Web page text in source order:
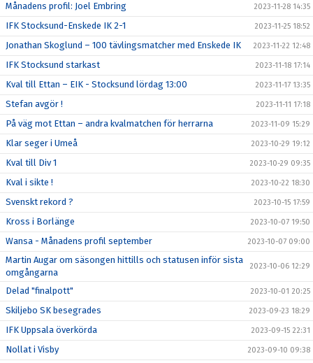
Månadens profil: Joel Embring 2023-11-28 14:35
IFK Stocksund-Enskede IK 2-1 2023-11-25 18:52
Jonathan Skoglund – 100 tävlingsmatcher med Enskede IK 2023-11-22 12:48
IFK Stocksund starkast 2023-11-18 17:14
Kval till Ettan – EIK - Stocksund lördag 13:00 2023-11-17 13:35
Stefan avgör ! 2023-11-11 17:18
På väg mot Ettan – andra kvalmatchen för herrarna 2023-11-09 15:29
Klar seger i Umeå 2023-10-29 19:12
Kval till Div 1 2023-10-29 09:35
Kval i sikte ! 2023-10-22 18:30
Svenskt rekord ? 2023-10-15 17:59
Kross i Borlänge 2023-10-07 19:50
Wansa - Månadens profil september 2023-10-07 09:00
Martin Augar om säsongen hittills och statusen inför sista
omgångarna
2023-10-06 12:29
Delad "finalpott" 2023-10-01 20:25
Skiljebo SK besegrades 2023-09-23 18:29
IFK Uppsala överkörda 2023-09-15 22:31
Nollat i Visby 2023-09-10 09:38